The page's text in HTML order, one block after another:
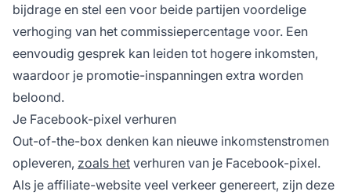
bijdrage en stel een voor beide partijen voordelige
verhoging van het commissiepercentage voor. Een
eenvoudig gesprek kan leiden tot hogere inkomsten,
waardoor je promotie-inspanningen extra worden
beloond.
Je Facebook-pixel verhuren
Out-of-the-box denken kan nieuwe inkomstenstromen
opleveren, zoals het verhuren van je Facebook-pixel.
Als je affiliate-website veel verkeer genereert, zijn deze